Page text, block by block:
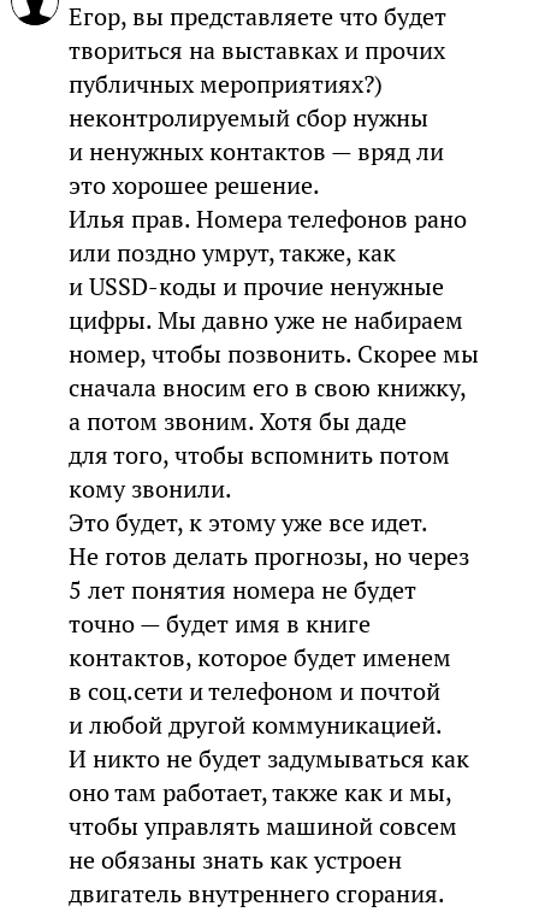
Егор, вы представляете что будет
твориться на выставках и прочих
публичных мероприятиях?)
неконтролируемый сбор нужны
и ненужных контактов — вряд ли
это хорошее решение.
Илья прав. Номера телефонов рано
или поздно умрут, также, как
и USSD-коды и прочие ненужные
цифры. Мы давно уже не набираем
номер, чтобы позвонить. Скорее мы
сначала вносим его в свою книжку,
а потом звоним. Хотя бы даде
для того, чтобы вспомнить потом
кому звонили.
Это будет, к этому уже все идет.
Не готов делать прогнозы, но через
5 лет понятия номера не будет
точно — будет имя в книге
контактов, которое будет именем
в соц.сети и телефоном и почтой
и любой другой коммуникацией.
И никто не будет задумываться как
оно там работает, также как и мы,
чтобы управлять машиной совсем
не обязаны знать как устроен
двигатель внутреннего сгорания.